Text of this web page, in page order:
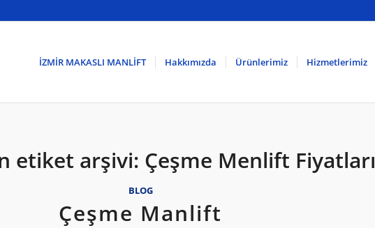
İZMİR MAKASLI MANLİFT Hakkımızda Ürünlerimiz Hizmetlerimiz
etiket arşivi: Çeşme Menlift Fiyatları
BLOG
Çeşme Manlift